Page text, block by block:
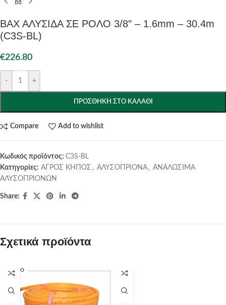
ΒΑΧ ΑΛΥΣΙΔΑ ΣΕ ΡΟΛΟ 3/8″ – 1.6mm – 30.4m
(C3S-BL)
€226.80
- +
ΠΡΟΣΘΉΚΗ ΣΤΟ ΚΑΛΆΘΙ
Compare Add to wishlist
Κωδικός προϊόντος: C3S-BL
Κατηγορίες: ΑΓΡΟΣ ΚΗΠΟΣ , ΑΛΥΣΟΠΡΙΟΝΑ , ΑΝΑΛΩΣΙΜΑ
ΑΛΥΣΟΠΡΙΟΝΩΝ
Share:
Σχετικά προϊόντα
SOLD O
UT